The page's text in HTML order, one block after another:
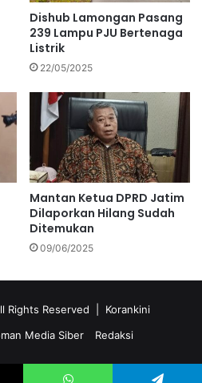
Dishub Lamongan Pasang
239 Lampu PJU Bertenaga
Listrik
22/05/2025
Mantan Ketua DPRD Jatim
Dilaporkan Hilang Sudah
Ditemukan
09/06/2025
Rights Reserved | Korankini
Media Siber Redaksi